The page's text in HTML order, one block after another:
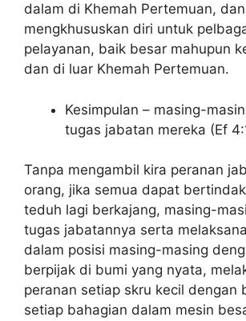
dalam di Khemah Pertemuan, dan
mengkhususkan diri untuk
pelayanan, baik besar mahupun
dan di luar Khemah Pertemuan.
Kesimpulan – masing-
tugas jabatan mereka (Ef
Tanpa mengambil kira peranan
orang, jika semua dapat
teduh lagi berkajang, masing-
tugas jabatannya serta
dalam posisi masing-masing
berpijak di bumi yang nyata,
peranan setiap skru kecil dengan
setiap bahagian dalam mesin